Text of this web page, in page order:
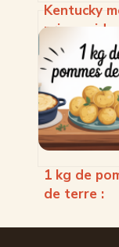
Kentucky
prix : guide
complet
maîtriser
budget au
1 kg de
de terre :
recettes et